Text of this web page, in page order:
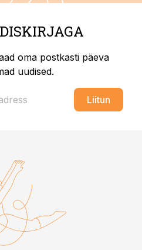
oma postkasti päeva
uudised.
Liitun